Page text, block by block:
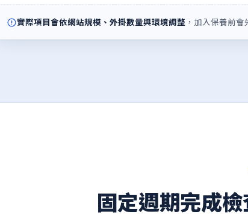
實際項目會依網站規模、外掛數量與環境調整 ，加入保養前
固定週期完成